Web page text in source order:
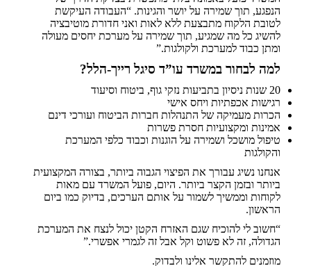
הנפגע, תוך שמירה על יושר והגינות. “העבודה העיקשת
לטובת הלקוח מתבצעת ללא לאות ואני חדורת מוטיבציה
להשיג כל מה שמגיע, תוך שמירה על מערכת יחסים מעולה
ומתן כבוד למערכת ולקולגות.”
למה לבחור במשרד עו”ד סיגל רייך-הלל?
20 שנות ניסיון בתביעות נזקי גוף, ביטוח וסיעוד
רגישות אכפתיות ויחס אישי
הכרות מעמיקה של התנהלות חברות הביטוח ועורכי דינם
אמינות ומקצועיות חסרת פשרות
טיפול מושכל ושמירה על הוגנות וכבוד כלפי המערכת
והקולגות
אנחנו נשיג עבורך את הפיצוי הגבוה ביותר, בצורה המקצועית
ביותר ובזמן הקצר ביותר. היום, פועל המשרד עם מאות
לקוחות וממשיך לשמור על אותם הערכים, בדיוק כמו ביום
הראשון.
“חשוב לי להוכיח שגם האזרח הקטן יכול לנצח את המערכת
הגדולה, זה לא פשוט וקל אבל זה לגמרי אפשרי.”
מוזמנים להתקשר אלינו ולבדוק.